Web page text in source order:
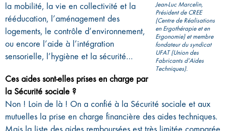
Jean-Luc Marcelin,
Président de CREE
(Centre de Réalisations
en Ergothérapie et en
Ergonomie) et membre
fondateur du syndicat
UFAT (Union des
Fabricants d’Aides
Techniques).
la mobilité, la vie en collectivité et la
rééducation, l’aménagement des
logements, le contrôle d’environnement,
ou encore l’aide à l’intégration
sensorielle, l’hygiène et la sécurité…
Ces aides sont-elles prises en charge par
la Sécurité sociale ?
Non ! Loin de là ! On a confié à la Sécurité sociale et aux
mutuelles la prise en charge financière des aides techniques.